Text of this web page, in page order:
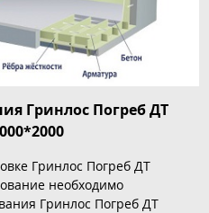
Гринлос Погреб ДТ
Гринлос Погреб ДТ
необходимо
Гринлос Погреб ДТ